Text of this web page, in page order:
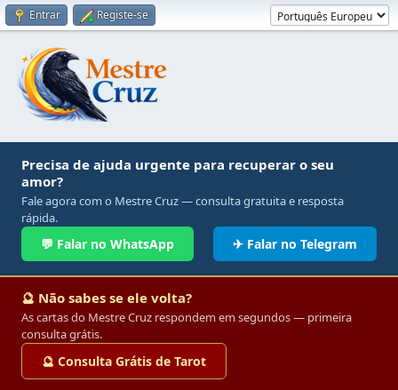
Entrar Registe-se
Precisa de ajuda urgente para recuperar o seu
amor?
Fale agora com o Mestre Cruz — consulta gratuita e resposta
rápida.
💬 Falar no WhatsApp ✈ Falar no Telegram
🔮 Não sabes se ele volta?
As cartas do Mestre Cruz respondem em segundos — primeira
consulta grátis.
🔮 Consulta Grátis de Tarot